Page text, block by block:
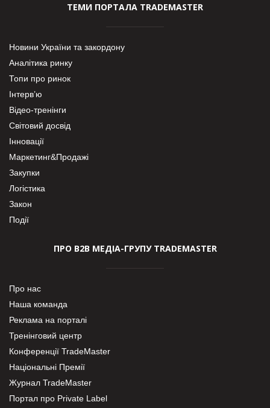
ТЕМИ ПОРТАЛА TRADEMASTER
Новини України та закордону
Аналітика ринку
Топи про ринок
Інтерв’ю
Відео-тренінги
Світовий досвід
Інновації
Маркетинг&Продажі
Закупки
Логістика
Закон
Події
ПРО В2В МЕДІА-ГРУПУ TRADEMASTER
Про нас
Наша команда
Реклама на порталі
Тренінговий центр
Конференції TradeMaster
Національні Премії
Журнал TradeMaster
Портал про Private Label